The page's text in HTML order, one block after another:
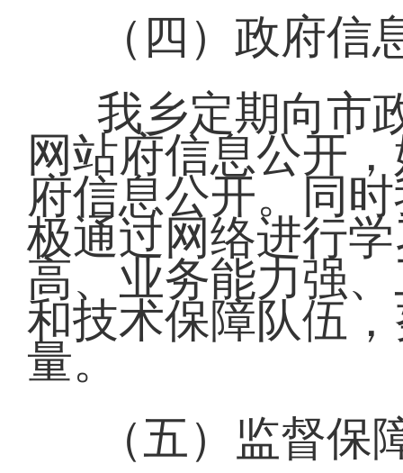
（四）政府
我乡定期向市
网站府信息公开
府信息公开。同
极通过网络进行
高、业务能力强
和技术保障队伍
量。
（五）监督保